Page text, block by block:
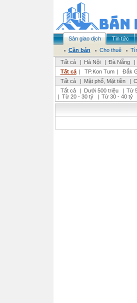
Sàn giao dịch Tin tức
Cần bán
Cho thuê
Tất cả
| Hà Nội | Đà Nẵng |
Tất cả | TP.Kon Tum | Đắk
Tất cả
| Mặt phố, Mặt tiền |
Tất cả
| Dưới 500 triệu | Từ
| Từ 20 - 30 tỷ | Từ 30 - 40 tỷ